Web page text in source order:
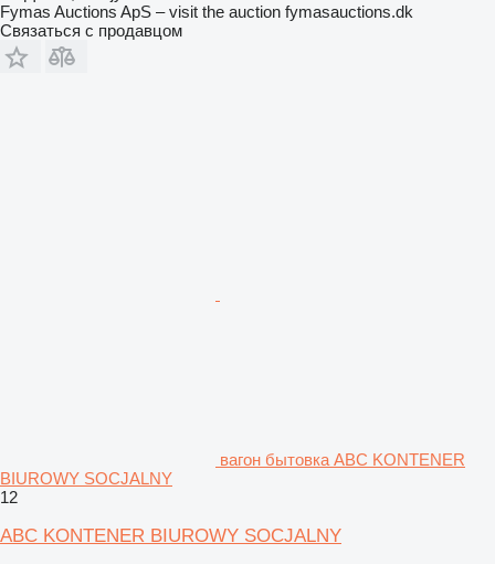
Fymas Auctions ApS – visit the auction fymasauctions.dk
Связаться с продавцом
вагон бытовка ABC KONTENER
BIUROWY SOCJALNY
12
ABC KONTENER BIUROWY SOCJALNY